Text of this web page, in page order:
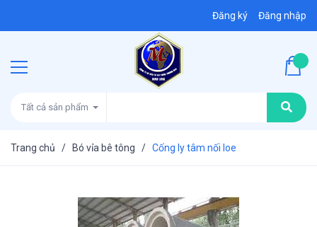
Đăng ký Đăng nhập
Tất cả sản phẩm
Trang chủ / Bó vỉa bê tông / Cống ly tâm nối loe